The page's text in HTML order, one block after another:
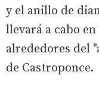
y el anillo de
llevará a cabo
alrededores del
de Castroponce.